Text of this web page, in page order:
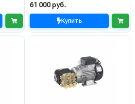
61 000 руб.
Купить